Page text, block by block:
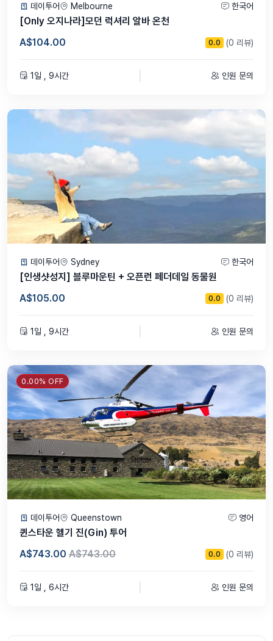
데이투어 Melbourne 한국어
[Only 오지나라]모던 럭셔리 알바 온천
A$104.00
0.0 (0 리뷰)
1일 , 9시간 인원 문의
데이투어 Sydney 한국어
[인생샷성지] 블루마운틴 + 오픈런 페더데일 동물원
A$105.00
0.0 (0 리뷰)
1일 , 9시간 인원 문의
0.00% OFF
데이투어 Queenstown 영어
퀸스타운 헬기 진(Gin) 투어
A$743.00 A$743.00 0.0 (0 리뷰)
1일 , 6시간 인원 문의